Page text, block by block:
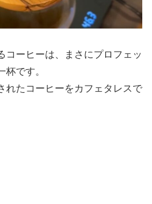
コーヒーは、まさにプロフェッ
杯です。
れたコーヒーをカフェタレスで